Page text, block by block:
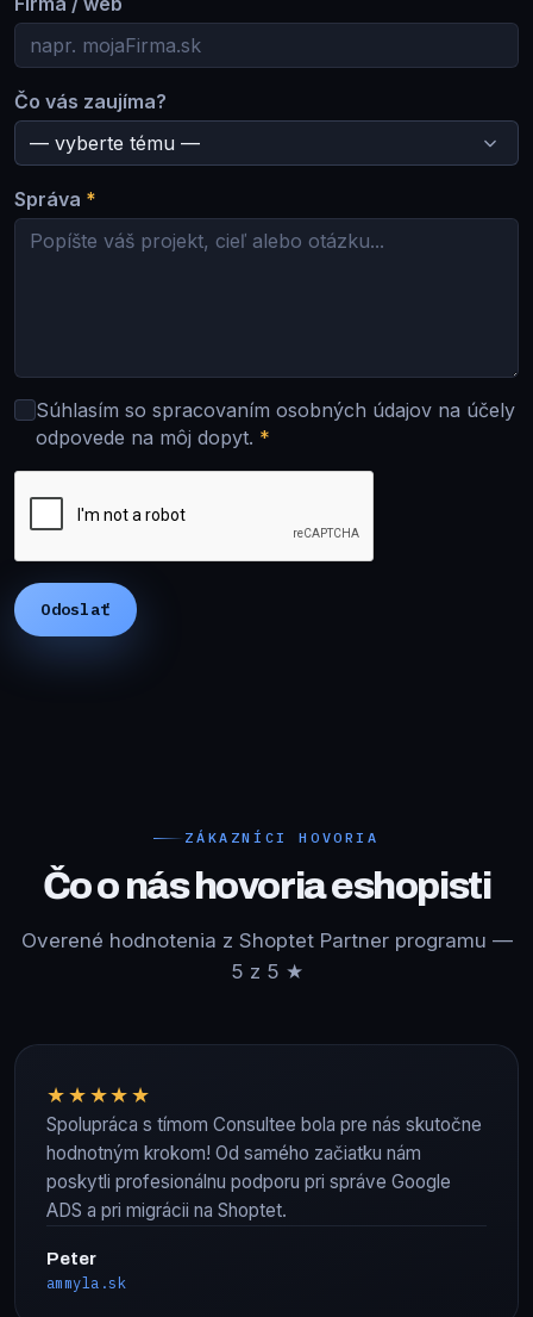
Čo vás zaujíma?
Správa *
Súhlasím so spracovaním osobných údajov na účely
odpovede na môj dopyt. *
ZÁKAZNÍCI HOVORIA
Čo o nás hovoria eshopisti
Overené hodnotenia z Shoptet Partner programu —
5 z 5 ★
★★★★★
Spolupráca s tímom Consultee bola pre nás skutočne
hodnotným krokom! Od samého začiatku nám
poskytli profesionálnu podporu pri správe Google
ADS a pri migrácii na Shoptet.
Peter
ammyla.sk